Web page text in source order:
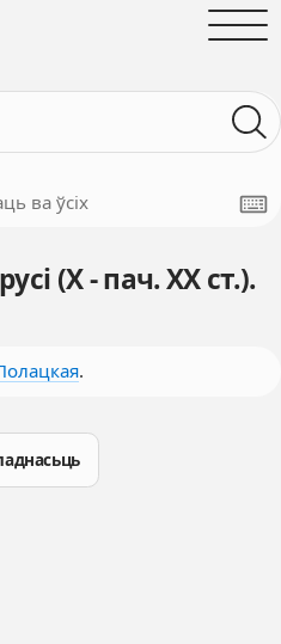
ва ўсіх
(X - пач. XX ст.).
.